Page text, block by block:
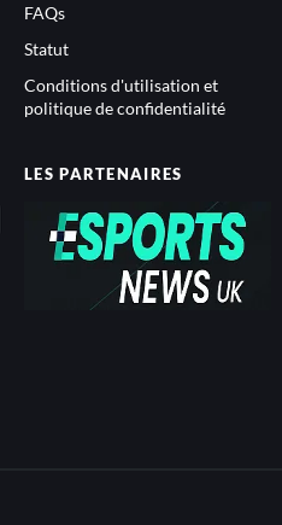
FAQs
Statut
Conditions d'utilisation et
politique de confidentialité
LES PARTENAIRES